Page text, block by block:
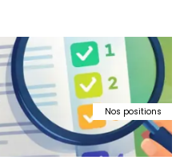
Nos positions